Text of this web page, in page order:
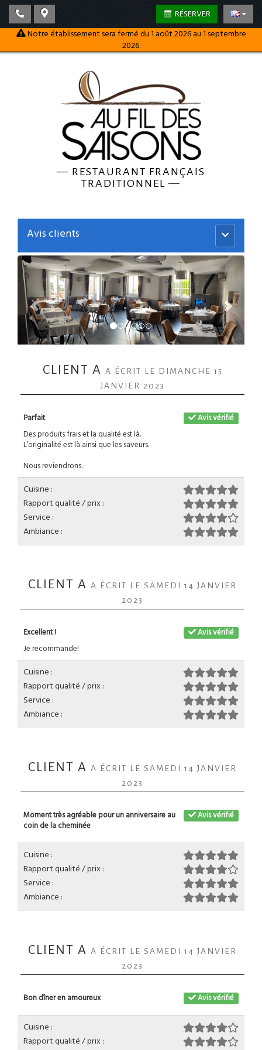
RÉSERVER
Notre établissement sera fermé du 1 août 2026 au 1 septembre
2026.
— RESTAURANT FRANÇAIS
TRADITIONNEL—
Menu
principal
Avis clients
CLIENT A A ÉCRIT LE DIMANCHE 15
JANVIER 2023
Avis vérifié
Parfait
Des produits frais et la qualité est là.
L’originalité est là ainsi que les saveurs.
Nous reviendrons.
Cuisine :
Rapport qualité / prix :
Service :
Ambiance :
CLIENT A A ÉCRIT LE SAMEDI 14 JANVIER
2023
Avis vérifié
Excellent !
Je recommande!
Cuisine :
Rapport qualité / prix :
Service :
Ambiance :
CLIENT A A ÉCRIT LE SAMEDI 14 JANVIER
2023
Avis vérifié
Moment très agréable pour un anniversaire au
coin de la cheminée
Cuisine :
Rapport qualité / prix :
Service :
Ambiance :
CLIENT A A ÉCRIT LE SAMEDI 14 JANVIER
2023
Avis vérifié
Bon dîner en amoureux
Cuisine :
Rapport qualité / prix :